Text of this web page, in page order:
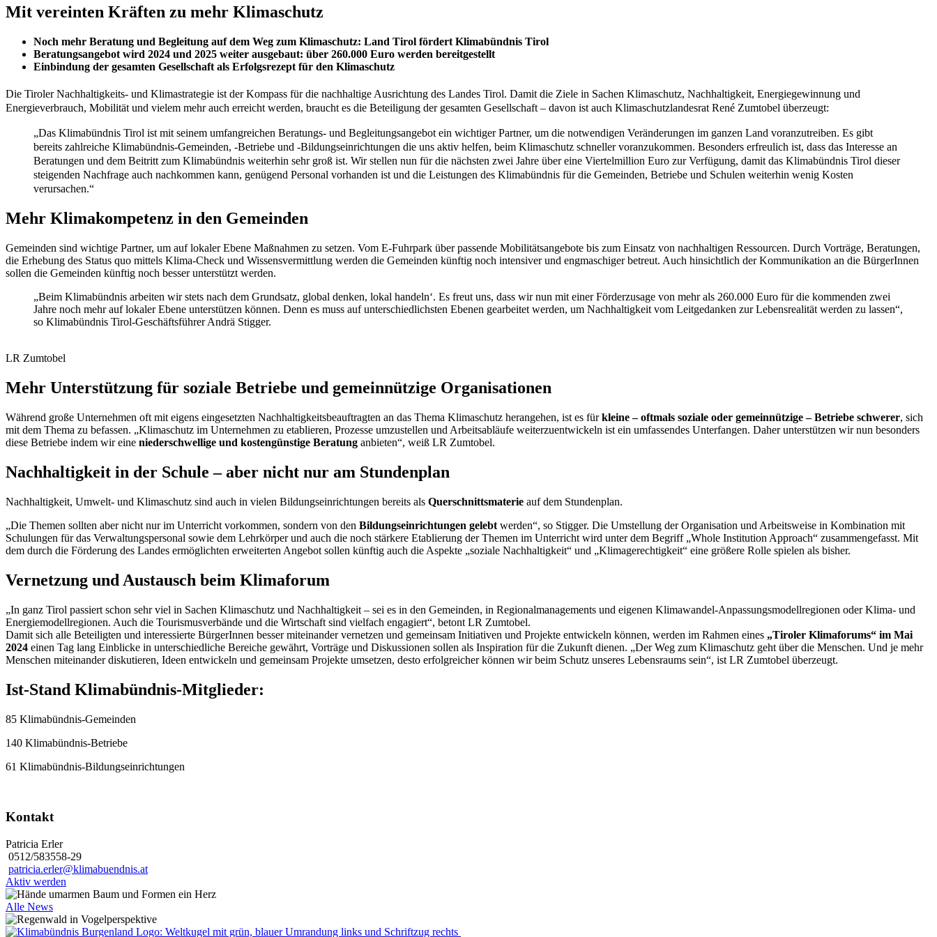
Mit vereinten Kräften zu mehr Klimaschutz
Noch mehr Beratung und Begleitung auf dem Weg zum Klimaschutz: Land Tirol fördert Klimabündnis Tirol
Beratungsangebot wird 2024 und 2025 weiter ausgebaut: über 260.000 Euro werden bereitgestellt
Einbindung der gesamten Gesellschaft als Erfolgsrezept für den Klimaschutz
Die Tiroler Nachhaltigkeits- und Klimastrategie ist der Kompass für die nachhaltige Ausrichtung des Landes Tirol. Damit die Ziele in Sachen Klimaschutz, Nachhaltigkeit, Energiegewinnung und
Energieverbrauch, Mobilität und vielem mehr auch erreicht werden, braucht es die Beteiligung der gesamten Gesellschaft – davon ist auch Klimaschutzlandesrat René Zumtobel überzeugt:
„Das Klimabündnis Tirol ist mit seinem umfangreichen Beratungs- und Begleitungsangebot ein wichtiger Partner, um die notwendigen Veränderungen im ganzen Land voranzutreiben. Es gibt
bereits zahlreiche Klimabündnis-Gemeinden, -Betriebe und -Bildungseinrichtungen die uns aktiv helfen, beim Klimaschutz schneller voranzukommen. Besonders erfreulich ist, dass das Interesse an
Beratungen und dem Beitritt zum Klimabündnis weiterhin sehr groß ist. Wir stellen nun für die nächsten zwei Jahre über eine Viertelmillion Euro zur Verfügung, damit das Klimabündnis Tirol dieser
steigenden Nachfrage auch nachkommen kann, genügend Personal vorhanden ist und die Leistungen des Klimabündnis für die Gemeinden, Betriebe und Schulen weiterhin wenig Kosten
verursachen.“
Mehr Klimakompetenz in den Gemeinden
Gemeinden sind wichtige Partner, um auf lokaler Ebene Maßnahmen zu setzen. Vom E-Fuhrpark über passende Mobilitätsangebote bis zum Einsatz von nachhaltigen Ressourcen. Durch Vorträge, Beratungen,
die Erhebung des Status quo mittels Klima-Check und Wissensvermittlung werden die Gemeinden künftig noch intensiver und engmaschiger betreut. Auch hinsichtlich der Kommunikation an die BürgerInnen
sollen die Gemeinden künftig noch besser unterstützt werden.
„Beim Klimabündnis arbeiten wir stets nach dem Grundsatz, global denken, lokal handeln‘. Es freut uns, dass wir nun mit einer Förderzusage von mehr als 260.000 Euro für die kommenden zwei
Jahre noch mehr auf lokaler Ebene unterstützen können. Denn es muss auf unterschiedlichsten Ebenen gearbeitet werden, um Nachhaltigkeit vom Leitgedanken zur Lebensrealität werden zu lassen“,
so Klimabündnis Tirol-Geschäftsführer Andrä Stigger.
LR Zumtobel
Mehr Unterstützung für soziale Betriebe und gemeinnützige Organisationen
Während große Unternehmen oft mit eigens eingesetzten Nachhaltigkeitsbeauftragten an das Thema Klimaschutz herangehen, ist es fürkleine – oftmals soziale oder gemeinnützige – Betriebe schwerer, sich
mit dem Thema zu befassen. „Klimaschutz im Unternehmen zu etablieren, Prozesse umzustellen und Arbeitsabläufe weiterzuentwickeln ist ein umfassendes Unterfangen. Daher unterstützen wir nun besonders
diese Betriebe indem wir eine niederschwellige und kostengünstige Beratung anbieten“, weiß LR Zumtobel.
Nachhaltigkeit in der Schule – aber nicht nur am Stundenplan
Nachhaltigkeit, Umwelt- und Klimaschutz sind auch in vielen Bildungseinrichtungen bereits als Querschnittsmaterie auf dem Stundenplan.
„Die Themen sollten aber nicht nur im Unterricht vorkommen, sondern von den Bildungseinrichtungen gelebt werden“, so Stigger. Die Umstellung der Organisation und Arbeitsweise in Kombination mit
Schulungen für das Verwaltungspersonal sowie dem Lehrkörper und auch die noch stärkere Etablierung der Themen im Unterricht wird unter dem Begriff „Whole Institution Approach“ zusammengefasst. Mit
dem durch die Förderung des Landes ermöglichten erweiterten Angebot sollen künftig auch die Aspekte „soziale Nachhaltigkeit“ und „Klimagerechtigkeit“ eine größere Rolle spielen als bisher.
Vernetzung und Austausch beim Klimaforum
„In ganz Tirol passiert schon sehr viel in Sachen Klimaschutz und Nachhaltigkeit – sei es in den Gemeinden, in Regionalmanagements und eigenen Klimawandel-Anpassungsmodellregionen oder Klima- und
Energiemodellregionen. Auch die Tourismusverbände und die Wirtschaft sind vielfach engagiert“, betont LR Zumtobel.
Damit sich alle Beteiligten und interessierte BürgerInnen besser miteinander vernetzen und gemeinsam Initiativen und Projekte entwickeln können, werden im Rahmen eines „Tiroler Klimaforums“ im Mai
2024 einen Tag lang Einblicke in unterschiedliche Bereiche gewährt, Vorträge und Diskussionen sollen als Inspiration für die Zukunft dienen. „Der Weg zum Klimaschutz geht über die Menschen. Und je mehr
Menschen miteinander diskutieren, Ideen entwickeln und gemeinsam Projekte umsetzen, desto erfolgreicher können wir beim Schutz unseres Lebensraums sein“, ist LR Zumtobel überzeugt.
Ist-Stand Klimabündnis-Mitglieder:
85 Klimabündnis-Gemeinden
140 Klimabündnis-Betriebe
61 Klimabündnis-Bildungseinrichtungen
Kontakt
Patricia Erler
0512/583558-29
patricia.erler@klimabuendnis.at
Aktiv werden
Alle News